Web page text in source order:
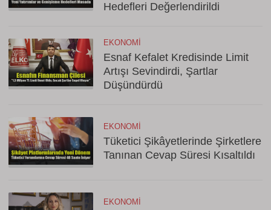
Hedefleri Değerlendirildi
EKONOMI
Esnaf Kefalet Kredisinde Limit
Artışı Sevindirdi, Şartlar
Düşündürdü
EKONOMI
Tüketici Şikâyetlerinde Şirketlere
Tanınan Cevap Süresi Kısaltıldı
EKONOMI